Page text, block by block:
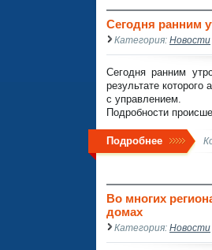
Сегодня ранним
Категория: Новости
Сегодня ранним
результате
с управлением.
Подробности
Подробнее
Во многих
домах
Категория: Новости